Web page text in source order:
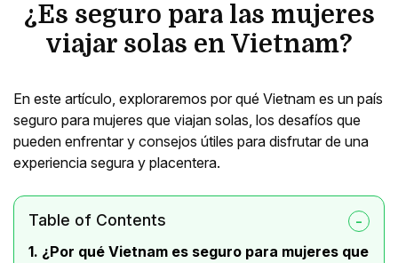
¿Es seguro para las mujeres
viajar solas en Vietnam?
En este artículo, exploraremos por qué Vietnam es un país
seguro para mujeres que viajan solas, los desafíos que
pueden enfrentar y consejos útiles para disfrutar de una
experiencia segura y placentera.
Table of Contents
1. ¿Por qué Vietnam es seguro para mujeres que